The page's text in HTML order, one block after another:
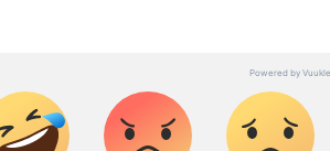
40 శాతం కంటే ఎక్కువ క్రెడ్ యాప్